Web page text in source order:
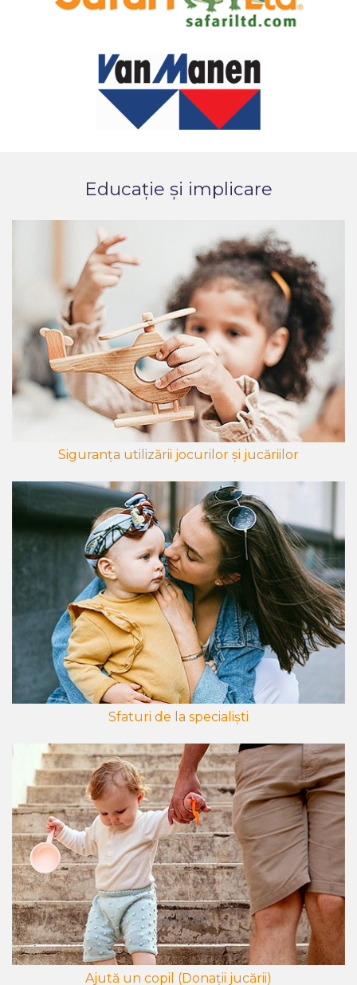
Educație și implicare
Siguranța utilizării jocurilor și jucăriilor
Sfaturi de la specialiști
Ajută un copil (Donații jucării)